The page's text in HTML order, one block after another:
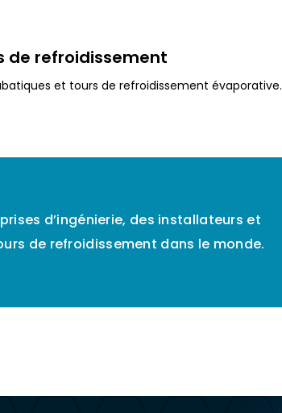
de refroidissement
et tours de refroidissement évaporative.
d’ingénierie, des installateurs et
de refroidissement dans le monde.